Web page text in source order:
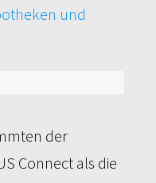
und
der
Connect als die